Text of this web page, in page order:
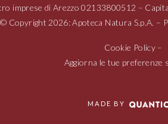
imprese di Arezzo02133800512 –
© Copyright 2026: Apoteca Natura S.p.A. –
Cookie Policy–
Aggiorna le tue preferenze
MADE BY